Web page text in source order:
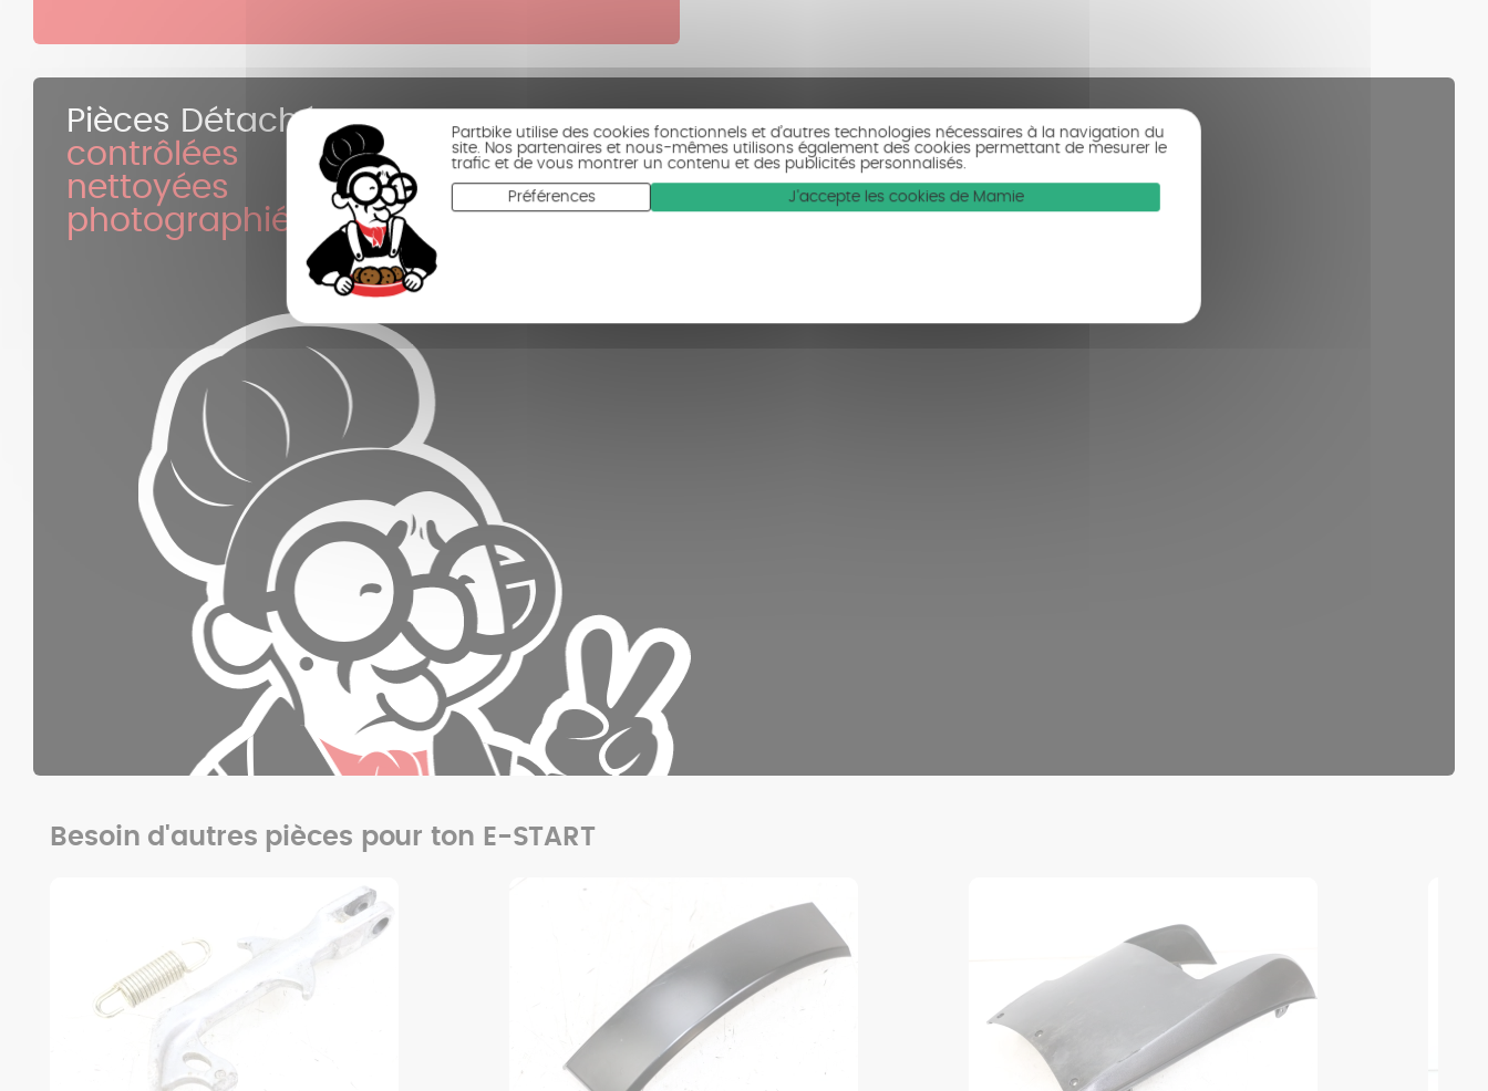
Partbike utilise des cookies fonctionnels et d’autres technologies nécessaires à la navigation du
site. Nos partenaires et nous-mêmes utilisons également des cookies permettant de mesurer le
trafic et de vous montrer un contenu et des publicités personnalisés.
Préférences J'accepte les cookies de Mamie
Pièces Détachées
contrôlées
nettoyées
photographiées
Besoin d'autres pièces pour ton E-START